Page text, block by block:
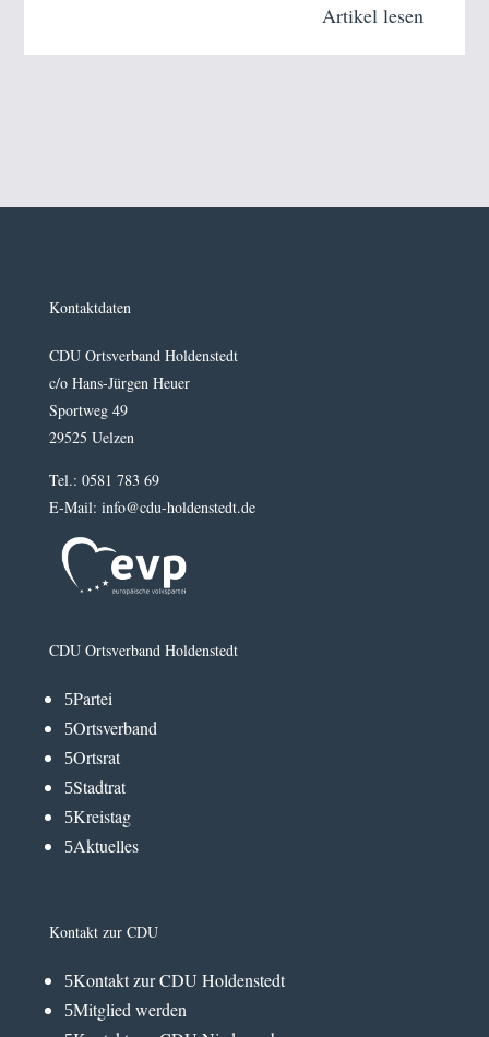
Artikel lesen
Kontaktdaten
CDU Ortsverband Holdenstedt
c/o Hans-Jürgen Heuer
Sportweg 49
29525 Uelzen
Tel.: 0581 783 69
E-Mail: info@cdu-holdenstedt.de
CDU Ortsverband Holdenstedt
5Partei
5Ortsverband
5Ortsrat
5Stadtrat
5Kreistag
5Aktuelles
Kontakt zur CDU
5Kontakt zur CDU Holdenstedt
5Mitglied werden